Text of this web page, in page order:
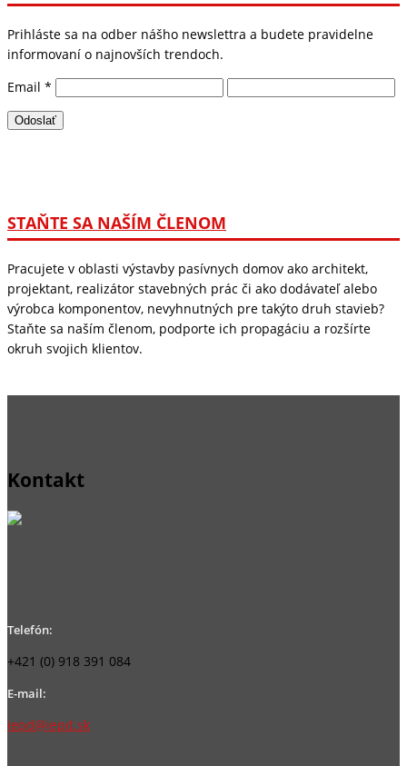
Prihláste sa na odber nášho newslettra a budete pravidelne
informovaní o najnovších trendoch.
Email *
STAŇTE SA NAŠÍM ČLENOM
Pracujete v oblasti výstavby pasívnych domov ako architekt,
projektant, realizátor stavebných prác či ako dodávateľ alebo
výrobca komponentov, nevyhnutných pre takýto druh stavieb?
Staňte sa naším členom, podporte ich propagáciu a rozšírte
okruh svojich klientov.
Kontakt
Telefón:
+421 (0) 918 391 084
E-mail:
iepd@iepd.sk